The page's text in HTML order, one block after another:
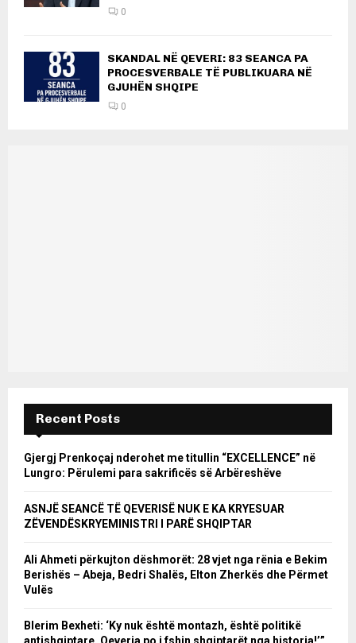
0
SKANDAL NË QEVERI: 83 SEANCA PA
PROCESVERBALE TË PUBLIKUARA NË
GJUHËN SHQIPE
0
Recent Posts
Gjergj Prenkoçaj nderohet me titullin “EXCELLENCE” në
Lungro: Përulemi para sakrificës së Arbëreshëve
ASNJË SEANCË TË QEVERISË NUK E KA KRYESUAR
ZËVENDËSKRYEMINISTRI I PARË SHQIPTAR
Ali Ahmeti përkujton dëshmorët: 28 vjet nga rënia e Bekim
Berishës – Abeja, Bedri Shalës, Elton Zherkës dhe Përmet
Vulës
Blerim Bexheti: ‘Ky nuk është montazh, është politikë